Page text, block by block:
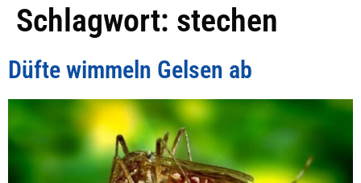
Schlagwort: stechen
Düfte wimmeln Gelsen ab